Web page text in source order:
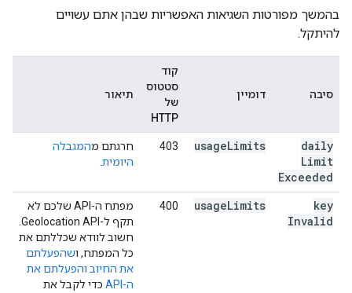
בהמשך מפורטות השגיאות האפשריות שבהן אתם עשויים
להיתקל.
סיבה דומיין
קוד
סטטוס
של
HTTP
תיאור
daily
Limit
Exceeded
usageLimits
403 חרגתם מהמגבלה
היומית
key
Invalid
usageLimits
400
מפתח ה-API שלכם לא
חשוב לוודא שכללתם את
כל המפתח, ושהפעלתם
את החיוב והפעלתם את
ה-API
כדי לקבל את